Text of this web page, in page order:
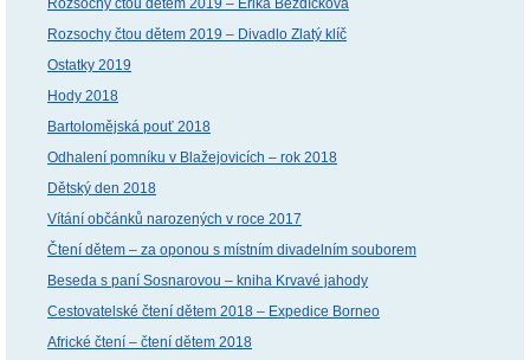
Rozsochy čtou dětem 2019 – Erika Bezdíčková
Rozsochy čtou dětem 2019 – Divadlo Zlatý klíč
Ostatky 2019
Hody 2018
Bartolomějská pouť 2018
Odhalení pomníku v Blažejovicích – rok 2018
Dětský den 2018
Vítání občánků narozených v roce 2017
Čtení dětem – za oponou s místním divadelním souborem
Beseda s paní Sosnarovou – kniha Krvavé jahody
Cestovatelské čtení dětem 2018 – Expedice Borneo
Africké čtení – čtení dětem 2018